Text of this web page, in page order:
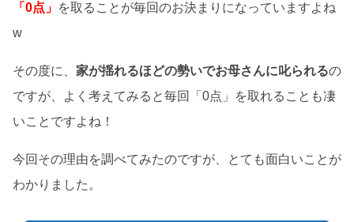
「0点」 を取ることが毎回のお決まりになっていますよね
w
その度に、 家が揺れるほどの勢いでお母さんに叱られるの
ですが、よく考えてみると毎回「0点」を取れることも凄
いことですよね！
今回その理由を調べてみたのですが、とても面白いことが
わかりました。